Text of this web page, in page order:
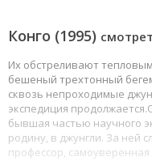
Конго (1995)
Их обстреливают
бешеный трехтонный
сквозь непроходимые
экспедиция
бывшая частью научного
родину, в джунгли. За ней
профессор,